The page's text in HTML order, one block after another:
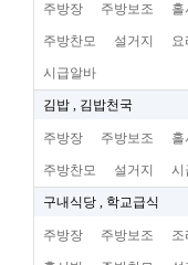
주방장 주방보조 홀
주방찬모 설거지 요
시급알바
김밥 , 김밥천국
주방장 주방보조 홀
주방찬모 설거지 시
구내식당 , 학교급식
주방장 주방보조 조